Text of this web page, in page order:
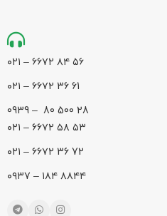
۵۶ ۸۴ ۶۶۷۲ – ۰۲۱
61 36 ۶۶۷۲ – ۰۲۱
28 500 80 – 0939
۵۳ ۵۸ ۶۶۷۲ – ۰۲۱
72 36 ۶۶۷۲ – ۰۲۱
۸۸۴۴ ۱۸۴ – ۰۹۳۷